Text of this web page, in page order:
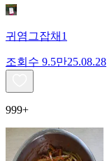
귀염그잡채1
조회수 9.5만25.08.28
999+